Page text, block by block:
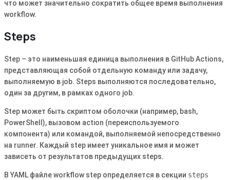
что может значительно сократить общее время выполнения
workflow.
Steps
Step – это наименьшая единица выполнения в GitHub Actions,
представляющая собой отдельную команду или задачу,
выполняемую в job. Steps выполняются последовательно,
один за другим, в рамках одного job.
Step может быть скриптом оболочки (например, bash,
PowerShell), вызовом action (переиспользуемого
компонента) или командой, выполняемой непосредственно
на runner. Каждый step имеет уникальное имя и может
зависеть от результатов предыдущих steps.
В YAML файле workflow step определяется в секции steps